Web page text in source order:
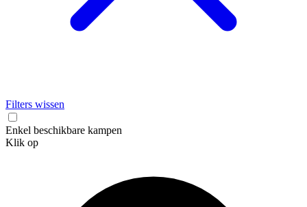
Filters wissen
Enkel beschikbare kampen
Klik op